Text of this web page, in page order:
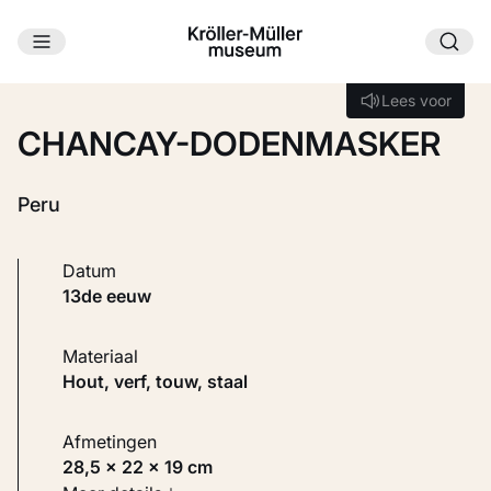
Ga naar hoofdinhoud
Lees voor
Lees voor
CHANCAY-DODENMASKER
Peru
Datum
13de eeuw
Materiaal
Hout, verf, touw, staal
Afmetingen
28,5 × 22 × 19 cm